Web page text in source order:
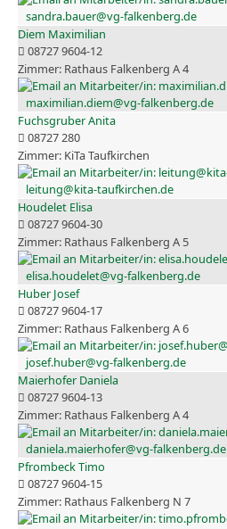
sandra.bauer@vg-falkenberg.de
Diem Maximilian
08727 9604-12
Rathaus Falkenberg A 4
maximilian.diem@vg-falkenberg.de
Fuchsgruber Anita
08727 280
KiTa Taufkirchen
leitung@kita-taufkirchen.de
Houdelet Elisa
08727 9604-30
Rathaus Falkenberg A 5
elisa.houdelet@vg-falkenberg.de
Huber Josef
08727 9604-17
Rathaus Falkenberg A 6
josef.huber@vg-falkenberg.de
Maierhofer Daniela
08727 9604-13
Rathaus Falkenberg A 4
daniela.maierhofer@vg-falkenberg.de
Pfrombeck Timo
08727 9604-15
Rathaus Falkenberg N 7